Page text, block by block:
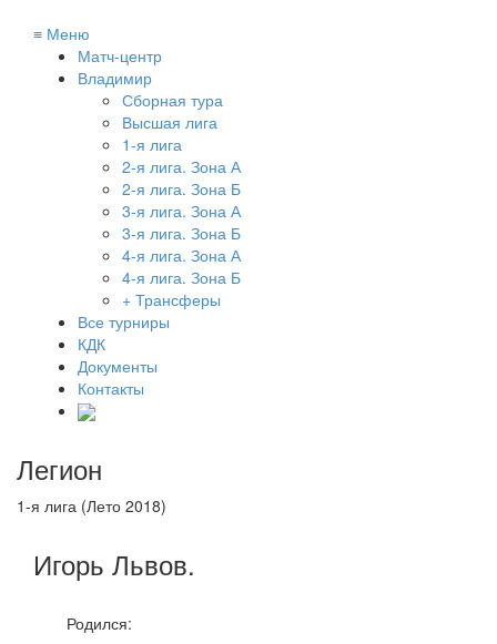
≡ Меню
Матч-центр
Владимир
Сборная тура
Высшая лига
1-я лига
2-я лига. Зона А
2-я лига. Зона Б
3-я лига. Зона А
3-я лига. Зона Б
4-я лига. Зона А
4-я лига. Зона Б
+ Трансферы
Все турниры
КДК
Документы
Контакты
Легион
1-я лига (Лето 2018)
Игорь Львов.
Родился: